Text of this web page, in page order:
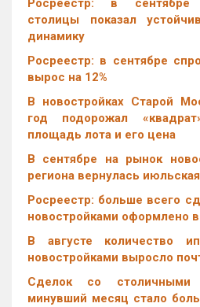
Росреестр: в
столицы показал
динамику
Росреестр: в сентябре
вырос на 12%
В новостройках Старой
год подорожал
площадь лота и его цена
В сентябре на рынок
региона вернулась
Росреестр: больше всего
новостройками оформлено
В августе количество
новостройками выросло
Cделок со столичными
минувший месяц стало